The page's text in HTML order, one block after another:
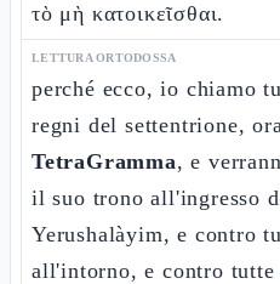
τὸ μὴ κατοικεῖσθαι.
LETTURA ORTODOSSA
perché ecco, io chiamo
regni del settentrione,
TetraGramma, e
il suo trono all'ingresso
Yerushalàyim, e contro
all'intorno, e contro tutte